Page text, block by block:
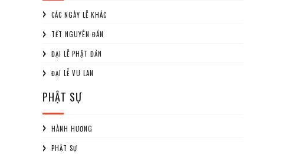
CÁC NGÀY LỄ KHÁC
TẾT NGUYÊN ĐÁN
ĐẠI LỄ PHẬT ĐẢN
ĐẠI LỄ VU LAN
PHẬT SỰ
HÀNH HƯƠNG
PHẬT SỰ